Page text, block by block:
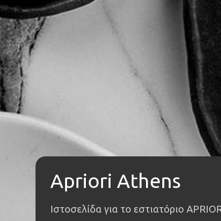
Apriori Athens
Ιστοσελίδα για το εστιατόριο